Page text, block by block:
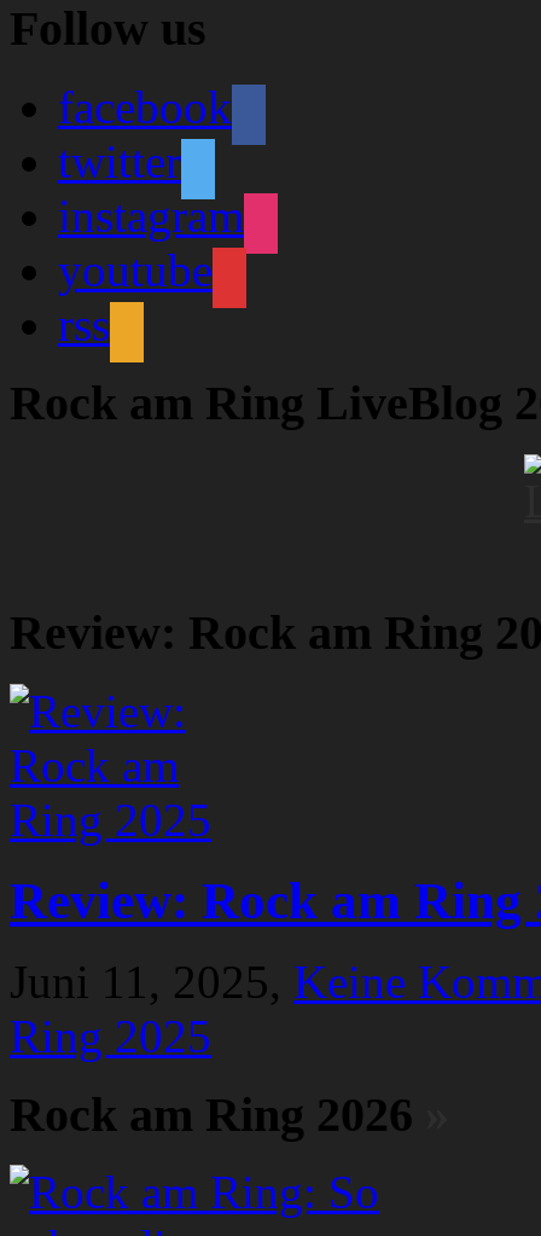
Follow us
facebook
twitter
instagram
youtube
rss
Rock am Ring LiveBlog
Review: Rock am Ring
Review: Rock am Ring
Juni 11, 2025, Keine
Ring 2025
Rock am Ring 2026